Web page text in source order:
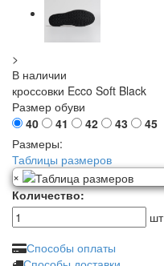
>
В наличии
кроссовки Ecco Soft Black
Размер обуви
40
41 42 43
45
Размеры:
Таблицы размеров
×
Количество:
шт
Способы оплаты